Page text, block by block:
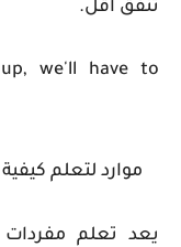
تنفق أقل.
we'll have to
موارد لتعلم
يعد تعلم مفردات